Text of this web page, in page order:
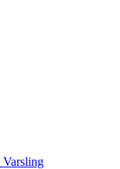
Varsling